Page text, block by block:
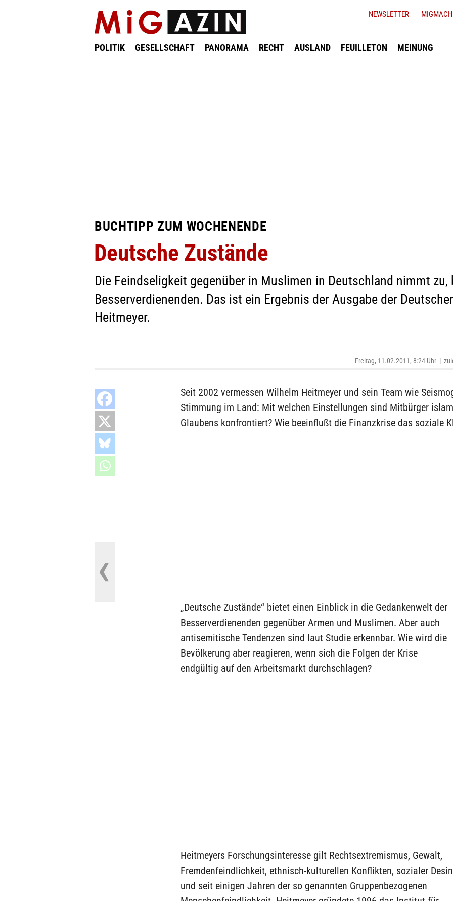
POLITIK GESELLSCHAFT PANORAMA RECHT AUSLAND FEUILLETON MEINUNG
NEWSLETTER
BUCHTIPP ZUM WOCHENENDE
Deutsche Zustände
Die Feindseligkeit gegenüber in Muslimen in Deutschland nimmt zu,
Besserverdienenden. Das ist ein Ergebnis der Ausgabe der
Heitmeyer.
Freitag, 11.02.2011, 8:24 Uhr |
Seit 2002 vermessen Wilhelm Heitmeyer und sein Team wie
Stimmung im Land: Mit welchen Einstellungen sind Mitbürger
Glaubens konfrontiert? Wie beeinflußt die Finanzkrise das soziale
„Deutsche Zustände“ bietet einen Einblick in die Gedankenwelt der
Besserverdienenden gegenüber Armen und Muslimen. Aber auch
antisemitische Tendenzen sind laut Studie erkennbar. Wie wird die
Bevölkerung aber reagieren, wenn sich die Folgen der Krise
endgültig auf den Arbeitsmarkt durchschlagen?
Heitmeyers Forschungsinteresse gilt Rechtsextremismus, Gewalt,
Fremdenfeindlichkeit, ethnisch-kulturellen Konflikten, sozialer
und seit einigen Jahren der so genannten Gruppenbezogenen